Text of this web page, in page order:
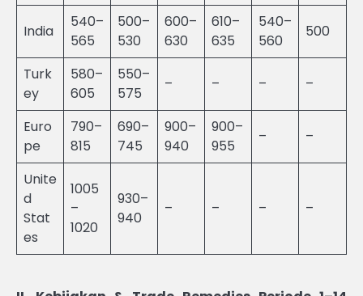
India
540–
565
500–
530
600–
630
610–
635
540–
560
500
Turk
ey
580–
605
550–
575
– – – –
Euro
pe
790–
815
690–
745
900–
940
900–
955
– –
Unite
d
Stat
es
1005
–
1020
930–
940
– – – –